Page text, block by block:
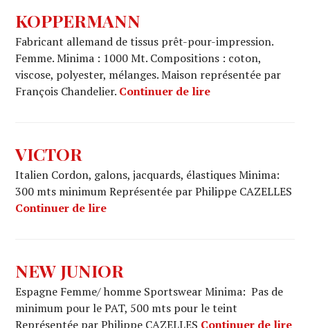
KOPPERMANN
Fabricant allemand de tissus prêt-pour-impression.
Femme. Minima : 1000 Mt. Compositions : coton,
viscose, polyester, mélanges. Maison représentée par
François Chandelier. Continuer de lireKOPPERMANN
VICTOR
Italien Cordon, galons, jacquards, élastiques Minima:
300 mts minimum Représentée par Philippe CAZELLES
Continuer de lireVICTOR
NEW JUNIOR
Espagne Femme/ homme Sportswear Minima: Pas de
minimum pour le PAT, 500 mts pour le teint
Représentée par Philippe CAZELLES Continuer de lire